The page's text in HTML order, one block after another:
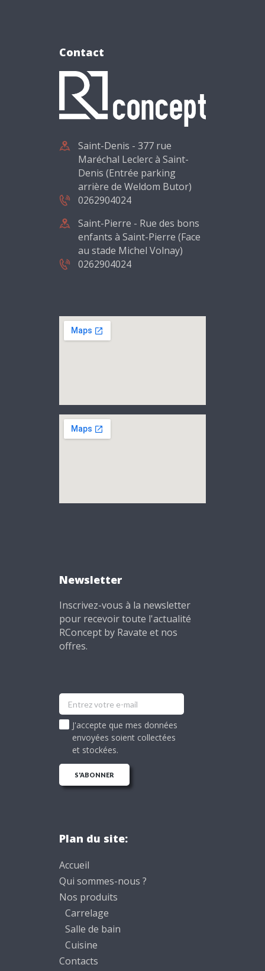
Contact
Saint-Denis - 377 rue
Maréchal Leclerc à Saint-
Denis (Entrée parking
arrière de Weldom Butor)
0262904024
Saint-Pierre - Rue des bons
enfants à Saint-Pierre (Face
au stade Michel Volnay)
0262904024
Newsletter
Inscrivez-vous à la newsletter
pour recevoir toute l'actualité
RConcept by Ravate et nos
offres.
J'accepte que mes données
envoyées soient collectées
et stockées.
Plan du site:
Accueil
Qui sommes-nous ?
Nos produits
Carrelage
Salle de bain
Cuisine
Contacts